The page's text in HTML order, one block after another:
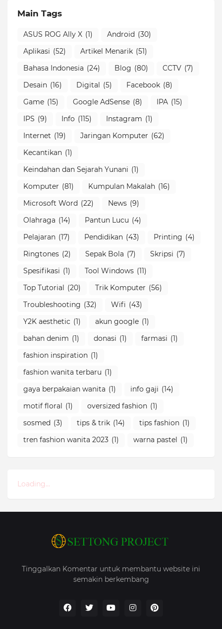
Main Tags
ASUS ROG Ally X (1) Android (30)
Aplikasi (52) Artikel Menarik (51)
Bahasa Indonesia (24) Blog (80) CCTV (7)
Desain (16) Digital (5) Facebook (8)
Game (15) Google AdSense (8) IPA (15)
IPS (9) Info (115) Instagram (1)
Internet (19) Jaringan Komputer (62)
Kecantikan (1)
Keindahan dan Sejarah Yunani (1)
Komputer (81) Kumpulan Makalah (16)
Microsoft Word (22) News (9)
Olahraga (14) Pantun Lucu (4)
Pelajaran (17) Pendidikan (43) Printing (4)
Ringtones (2) Sepak Bola (7) Skripsi (7)
Spesifikasi (1) Tool Windows (11)
Top Tutorial
(20) Trik Komputer (56)
Troubleshooting (32) Wifi (43)
Y2K aesthetic (1) akun google (1)
bahan denim (1) donasi (1) farmasi (1)
fashion inspiration (1)
fashion wanita terbaru (1)
gaya berpakaian wanita (1) info gaji (14)
motif floral
(1) oversized fashion (1)
sosmed (3) tips & trik (14) tips fashion (1)
tren fashion wanita 2023 (1) warna pastel (1)
Loading...
Tinggalkan Komentar untuk membantu website ini
semakin berkembang